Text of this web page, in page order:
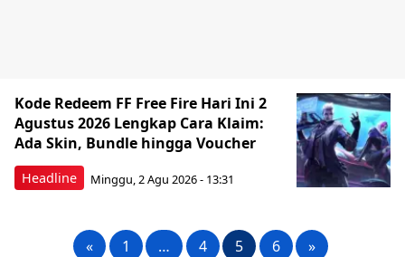
Headline
Kode Redeem FF Free Fire Hari Ini 2
Agustus 2026 Lengkap Cara Klaim:
Ada Skin, Bundle hingga Voucher
Minggu, 2 Agu 2026 - 13:31
« 1 … 4 5 6 »